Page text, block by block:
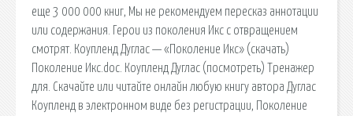
еще 3 000 000 книг, Мы не рекомендуем пересказ аннотации
или содержания. Герои из поколения Икс с отвращением
смотрят. Коупленд Дуглас — «Поколение Икс» (скачать)
Поколение Икс.doc. Коупленд Дуглас (посмотреть) Тренажер
для. Скачайте или читайте онлайн любую книгу автора Дуглас
Коупленд в электронном виде без регистрации, Поколение